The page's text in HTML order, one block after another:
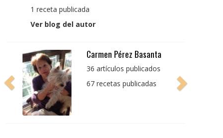
1 receta publicada
Ver blog del autor
Pedro Manuel Collado
Cruz
producto bien tratado